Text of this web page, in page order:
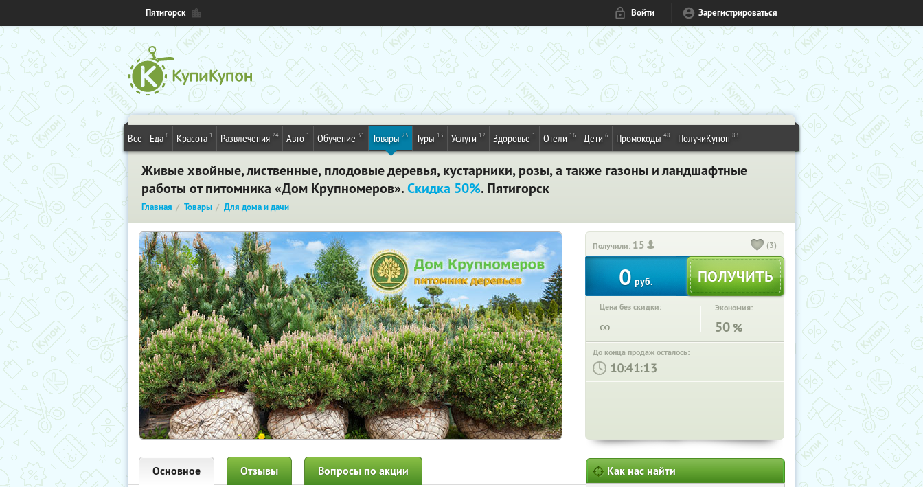
Пятигорск Войти Зарегистрироваться
Все Еда 6 Красота 1 Развлечения 24 Авто 1 Обучение 31 Товары 25 Туры 13 Услуги 12 Здоровье 1 Отели 16 Дети 6 Промокоды 48 ПолучиКупон 83
Живые хвойные, лиственные, плодовые деревья, кустарники, розы, а также газоны и ландшафтные
работы от питомника «Дом Крупномеров».Скидка 50%. Пятигорск
Главная Товары Для дома и дачи
Получили: 15 (3)
0 руб.
Цена без скидки:
∞
Экономия:
50 %
До конца продаж осталось:
: :
Основное Отзывы Вопросы по акции Как нас найти